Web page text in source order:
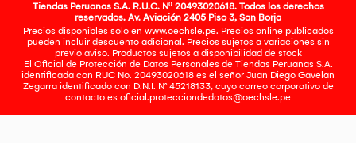
Tiendas Peruanas S.A. R.U.C. Nº 20493020618. Todos los derechos
reservados. Av. Aviación 2405 Piso 3, San Borja
Precios disponibles solo en www.oechsle.pe. Precios online publicados
pueden incluir descuento adicional. Precios sujetos a variaciones sin
previo aviso. Productos sujetos a disponibilidad de stock
El Oficial de Protección de Datos Personales de Tiendas Peruanas S.A.
identificada con RUC No. 20493020618 es el señor Juan Diego Gavelan
Zegarra identificado con D.N.I. N° 45218133, cuyo correo corporativo de
contacto es oficial.protecciondedatos@oechsle.pe